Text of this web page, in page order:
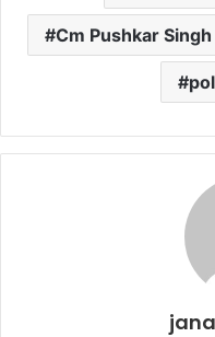
Cm Pushkar